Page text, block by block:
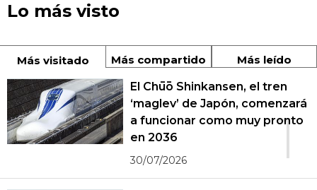
Lo más visto
Más visitado Más compartido Más leído
1
El Chūō Shinkansen, el tren
‘maglev’ de Japón, comenzará
a funcionar como muy pronto
en 2036
30/07/2026